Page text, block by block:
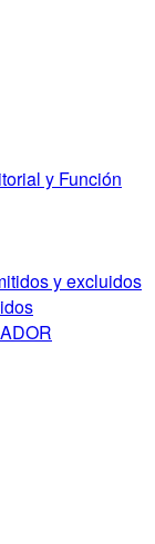
y Función
y excluidos